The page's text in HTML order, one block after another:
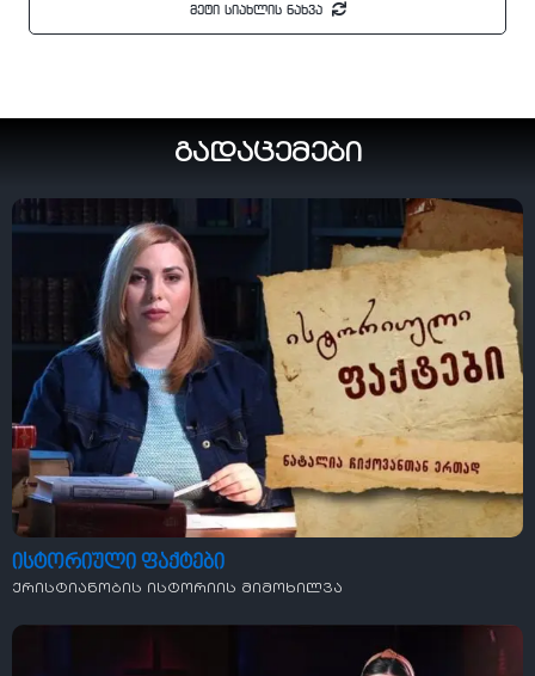
მეტი სიახლის ნახვა
გადაცემები
ისტორიული ფაქტები
ქრისტიანობის ისტორიის მიმოხილვა